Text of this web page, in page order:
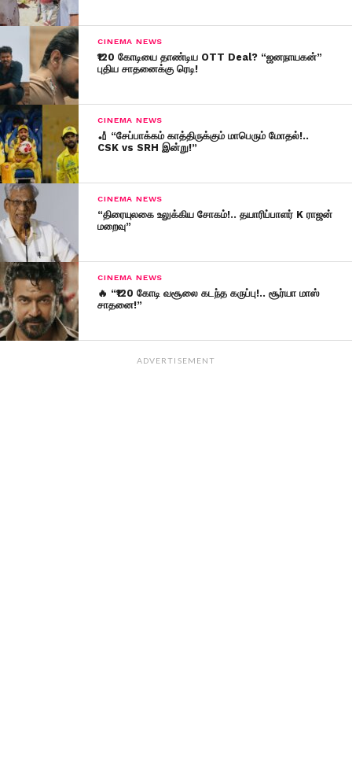
CINEMA NEWS
₹120 கோடியை தாண்டிய OTT Deal? “ஜனநாயகன்”
புதிய சாதனைக்கு ரெடி!
CINEMA NEWS
🏏 “சேப்பாக்கம் காத்திருக்கும் மாபெரும் மோதல்!..
CSK vs SRH இன்று!”
CINEMA NEWS
“திரையுலகை உலுக்கிய சோகம்!.. தயாரிப்பாளர் K ராஜன்
மறைவு”
CINEMA NEWS
🔥 “₹120 கோடி வசூலை கடந்த கருப்பு!.. சூர்யா மாஸ்
சாதனை!”
ADVERTISEMENT